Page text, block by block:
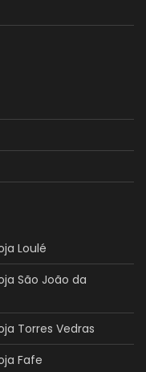
Loulé
São João da
Torres Vedras
Fafe